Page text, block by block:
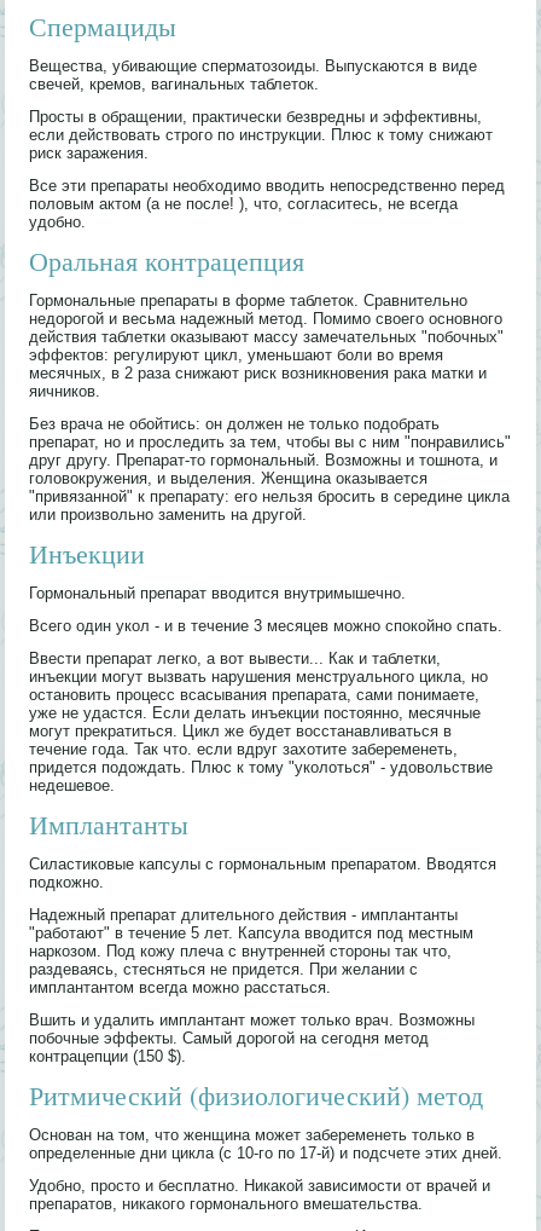
Спермациды
Вещества, убивающие сперматозоиды. Выпускаются в виде
свечей, кремов, вагинальных таблеток.
Просты в обращении, практически безвредны и эффективны,
если действовать строго по инструкции. Плюс к тому снижают
риск заражения.
Bce эти препараты необходимо вводить непосредственно перед
половым актом (а не после! ), что, согласитесь, не всегда
удобно.
Оральная контрацепция
Гормональные препараты в форме таблеток. Сравнительно
недорогой и весьма надежный метод. Помимо своего основного
действия таблетки оказывают массу замечательных "побочных"
эффектов: регулируют цикл, уменьшают боли во время
месячных, в 2 раза снижают риск возникновения рака матки и
яичников.
Без врача не обойтись: он должен не только подобрать
препарат, но и проследить за тем, чтобы вы с ним "понравились"
друг другу. Препарат-то гормональный. Возможны и тошнота, и
головокружения, и выделения. Женщина оказывается
"привязанной" к препарату: его нельзя бросить в середине цикла
или произвольно заменить на другой.
Инъекции
Гормональный препарат вводится внутримышечно.
Всего один укол - и в течение 3 месяцев можно спокойно спать.
Ввести препарат легко, а вот вывести... Как и таблетки,
инъекции могут вызвать нарушения менструального цикла, но
остановить процесс всасывания препарата, сами понимаете,
уже не удастся. Если делать инъекции постоянно, месячные
могут прекратиться. Цикл же будет восстанавливаться в
течение года. Так что. если вдруг захотите забеременеть,
придется подождать. Плюс к тому "уколоться" - удовольствие
недешевое.
Имплантанты
Силастиковые капсулы с гормональным препаратом. Вводятся
подкожно.
Надежный препарат длительного действия - имплантанты
"работают" в течение 5 лет. Капсула вводится под местным
наркозом. Под кожу плеча с внутренней стороны так что,
раздеваясь, стесняться не придется. При желании с
имплантантом всегда можно расстаться.
Вшить и удалить имплантант может только врач. Возможны
побочные эффекты. Самый дорогой на сегодня метод
контрацепции (150 $).
Ритмический (физиологический) метод
Основан на том, что женщина может забеременеть только в
определенные дни цикла (с 10-го по 17-й) и подсчете этих дней.
Удобно, просто и бесплатно. Никакой зависимости от врачей и
препаратов, никакого гормонального вмешательства.